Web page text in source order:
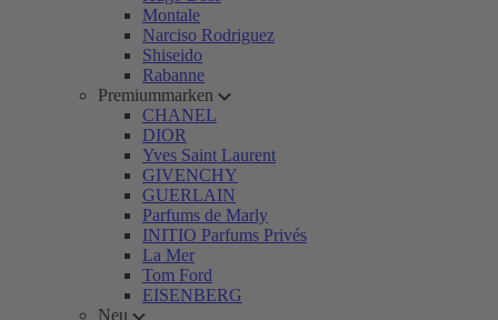
Montale
Narciso Rodriguez
Shiseido
Rabanne
Premiummarken
CHANEL
DIOR
Yves Saint Laurent
GIVENCHY
GUERLAIN
Parfums de Marly
INITIO Parfums Privés
La Mer
Tom Ford
EISENBERG
Neu